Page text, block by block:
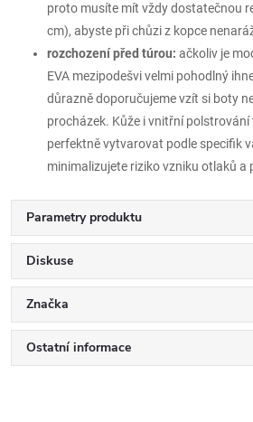
proto musíte mít vždy dostatečnou
cm), abyste při chůzi z kopce
rozchození před túrou: ačkoliv je
EVA mezipodešvi velmi pohodlný
důrazně doporučujeme vzít si boty
procházek. Kůže i vnitřní
perfektně vytvarovat podle specifik
minimalizujete riziko vzniku otlaků a
Parametry produktu
Diskuse
Značka
Ostatní informace